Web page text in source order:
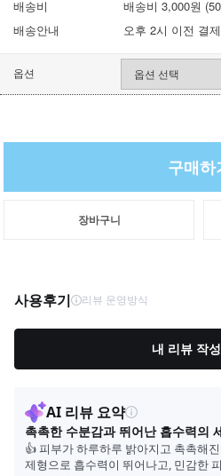
배송비
배송비 3,000원
배송안내
오후 2시 이전 결
옵션
구매하
장바구니